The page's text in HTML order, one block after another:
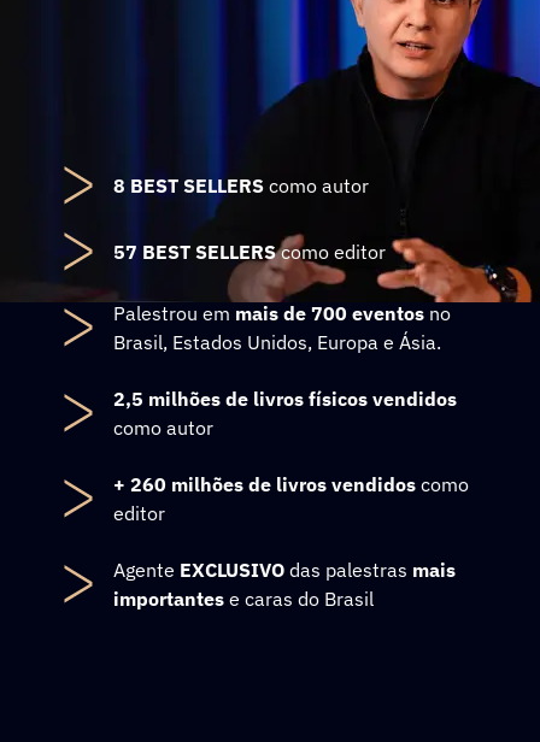
8 BEST SELLERS como autor
57 BEST SELLERScomo editor
Palestrou em mais de 700 eventos no
Brasil, Estados Unidos, Europa e Ásia.
2,5 milhões de livros físicos vendidos
como autor
+ 260 milhões de livros vendidos como
editor
Agente EXCLUSIVO das palestras mais
importantes e caras do Brasil